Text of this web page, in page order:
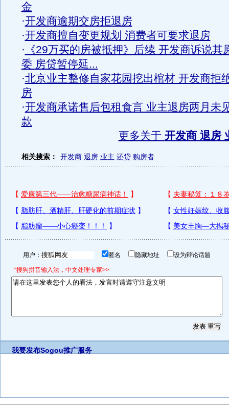
金
·开发商逾期交房拒退房
·开发商擅自变更规划 消费者可要求退房
· 《29万买的房被抵押》后续 开发商诉说其
委 房贷暂停延...
·北京业主整修自家花园挖出棺材 开发商拒
房
·开发商承诺售后包租食言 业主退房两月未
款
更多关于 开发商 退房
相关搜索： 开发商 退房 业主 还贷 购房者
用户： 匿名 隐藏地址 设为辩论话题
*搜狗拼音输入法，中文处理专家>>
我要发布Sogou推广服务